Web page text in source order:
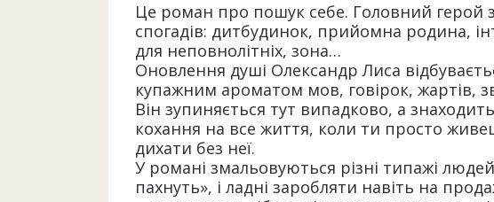
Це роман про пошук себе. Головний герой
спогадів: дитбудинок, прийомна родина,
для неповнолітніх, зона…
Оновлення душі Олександр Лиса
купажним ароматом мов, говірок, жартів,
Він зупиняється тут випадково, а
кохання на все життя, коли ти просто
дихати без неї.
У романі змальовуються різні типажі
пахнуть», і ладні заробляти навіть на